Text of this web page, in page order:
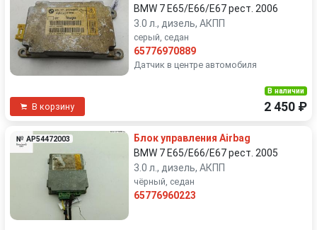
BMW 7 E65/E66/E67 рест. 2006
3.0 л., дизель, АКПП
серый, седан
65776970889
Датчик в центре автомобиля
В корзину
В наличии
2 450 ₽
№ AP54472003
Блок управления Airbag
BMW 7 E65/E66/E67 рест. 2005
3.0 л., дизель, АКПП
чёрный, седан
65776960223